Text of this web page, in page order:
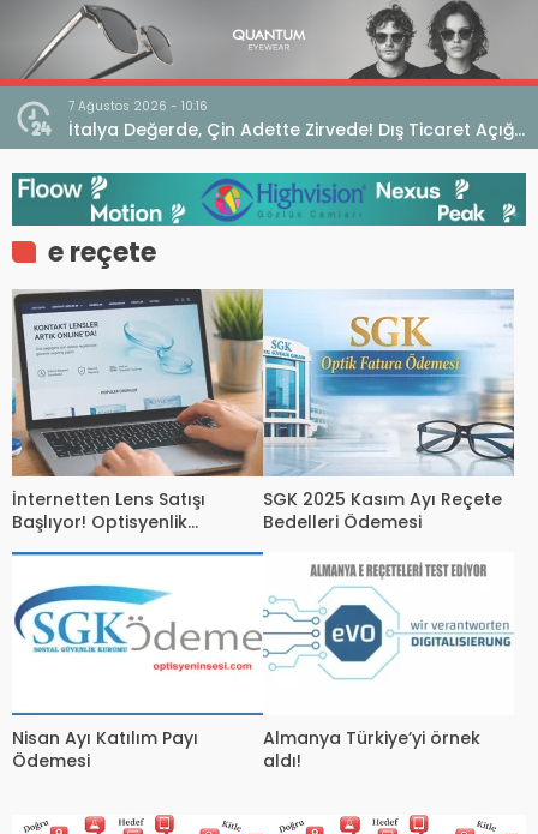
7 Ağustos 2026 - 10:16
İtalya Değerde, Çin Adette Zirvede! Dış Ticaret Açığı
Devam Ediyor
e reçete
İnternetten Lens Satışı
Başlıyor! Optisyenlik
SGK 2025 Kasım Ayı Reçete
Bedelleri Ödemesi
Nisan Ayı Katılım Payı
Ödemesi
Almanya Türkiye’yi örnek
aldı!